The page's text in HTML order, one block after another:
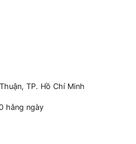
TP. Hồ Chí Minh
hằng ngày